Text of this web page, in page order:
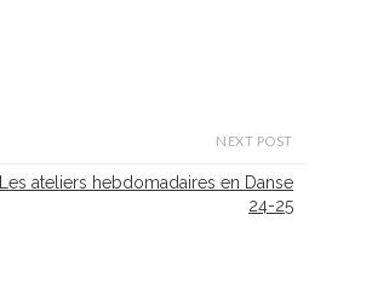
NEXT POST
Les ateliers hebdomadaires en Danse
24-25